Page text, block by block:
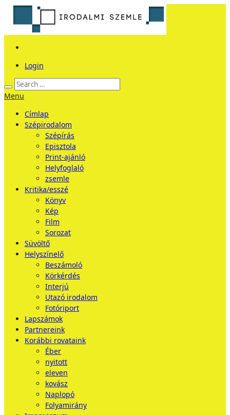
Login
Menu
Címlap
Szépirodalom
Szépírás
Episztola
Print-ajánló
Helyfoglaló
zsemle
Kritika/esszé
Könyv
Kép
Film
Sorozat
Süvöltő
Helyszínelő
Beszámoló
Körkérdés
Interjú
Utazó irodalom
Fotóriport
Lapszámok
Partnereink
Korábbi rovataink
Éber
nyitott
eleven
kovász
Naplopó
Folyamirány